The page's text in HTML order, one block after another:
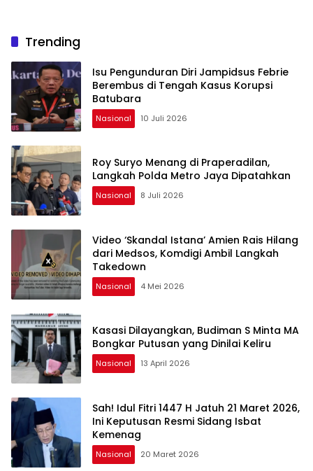
Trending
Isu Pengunduran Diri Jampidsus Febrie
Berembus di Tengah Kasus Korupsi
Batubara
Nasional 10 Juli 2026
Roy Suryo Menang di Praperadilan,
Langkah Polda Metro Jaya Dipatahkan
Nasional 8 Juli 2026
Video ‘Skandal Istana’ Amien Rais Hilang
dari Medsos, Komdigi Ambil Langkah
Takedown
Nasional 4 Mei 2026
Kasasi Dilayangkan, Budiman S Minta MA
Bongkar Putusan yang Dinilai Keliru
Nasional 13 April 2026
Sah! Idul Fitri 1447 H Jatuh 21 Maret 2026,
Ini Keputusan Resmi Sidang Isbat
Kemenag
Nasional 20 Maret 2026